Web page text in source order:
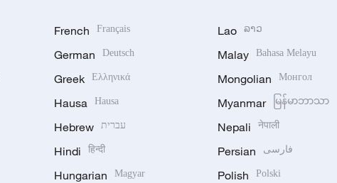
French Français
German Deutsch
Greek Ελληνικά
Hausa Hausa
Hebrew עברית
Hindi हिन्दी
Hungarian Magyar
Lao ລາວ
Malay Bahasa Melayu
Mongolian Монгол
Myanmar မြန်မာဘာသာ
Nepali नेपाली
Persian فارسی
Polish Polski